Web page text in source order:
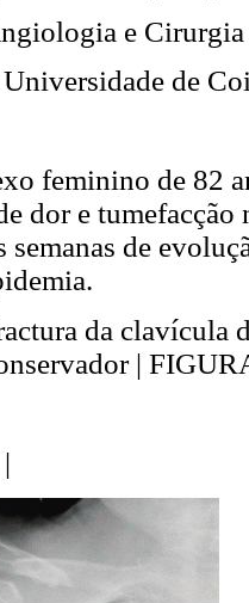
e Cirurgia
de
feminino de 82
dor e
semanas de
da clavícula
|
|